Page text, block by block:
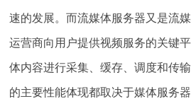
速的发展。而流媒体服务器又是流
运营商向用户提供视频服务的关键
体内容进行采集、缓存、调度和传
的主要性能体现都取决于媒体服务